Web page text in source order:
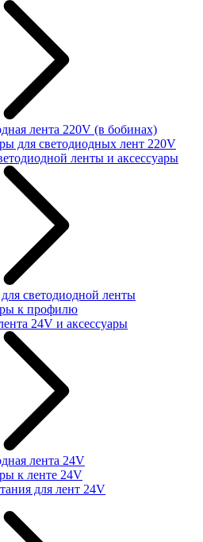
лента 220V (в бобинах)
для светодиодных лент 220V
ленты и аксессуары
светодиодной ленты
к профилю
24V и аксессуары
лента 24V
к ленте 24V
для лент 24V